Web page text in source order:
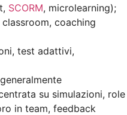
SCORM, microlearning);
coaching
test adattivi,
su simulazioni, role
in team, feedback